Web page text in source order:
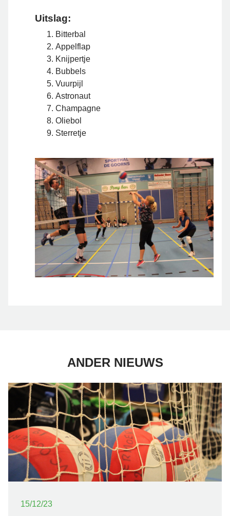
Uitslag:
Bitterbal
Appelflap
Knijpertje
Bubbels
Vuurpijl
Astronaut
Champagne
Oliebol
Sterretje
ANDER NIEUWS
15/12/23